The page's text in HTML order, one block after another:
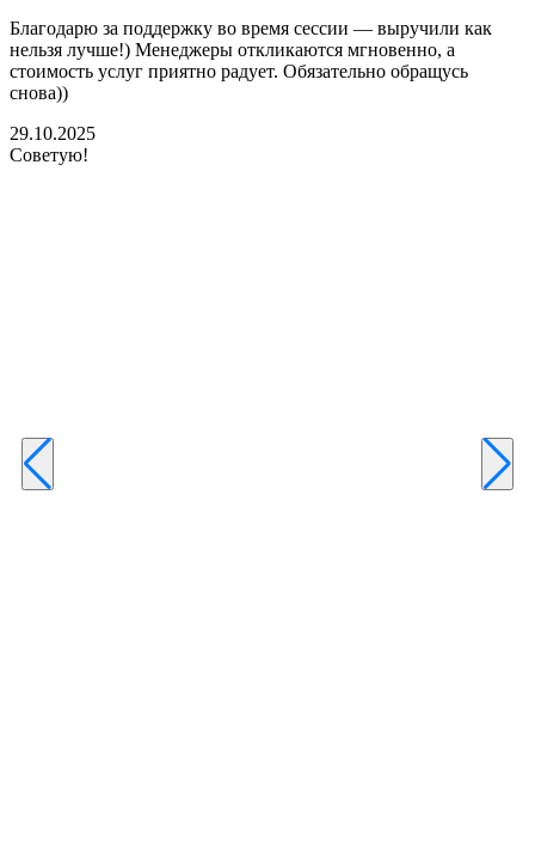
Благодарю за поддержку во время сессии — выручили как
нельзя лучше!) Менеджеры откликаются мгновенно, а
стоимость услуг приятно радует. Обязательно обращусь
снова))
29.10.2025
Советую!